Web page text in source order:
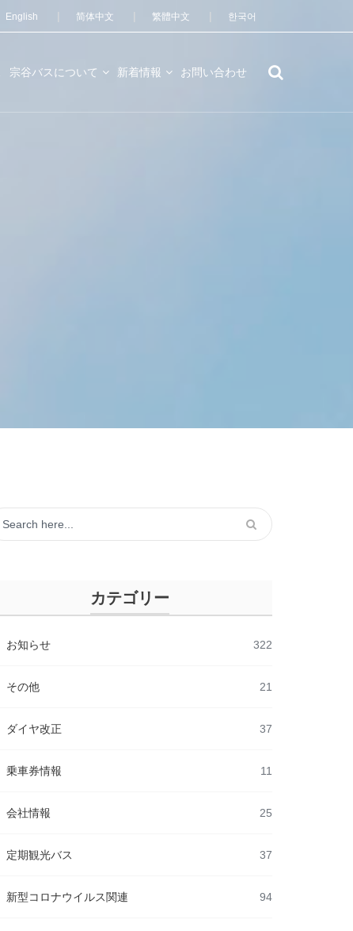
English 简体中文 繁體中文 한국어
宗谷バスについて 新着情報 お問い合わせ
カテゴリー
お知らせ 322
その他 21
ダイヤ改正 37
乗車券情報 11
会社情報 25
定期観光バス 37
新型コロナウイルス関連 94